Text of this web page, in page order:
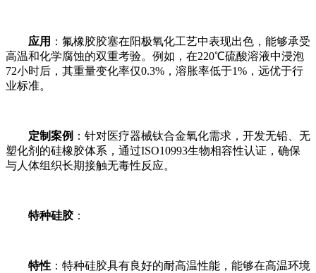
应用 ：氟橡胶胶塞在阳极氧化工艺中表现出色，能够承受
高温和化学腐蚀的双重考验。例如，在220℃硫酸溶液中浸泡
72小时后，其重量变化率仅0.3%，溶胀率低于1%，远优于行
业标准。
定制案例 ：针对医疗器械钛合金氧化需求，开发无铅、无
塑化剂的硅橡胶体系，通过ISO10993生物相容性认证，确保
与人体组织长期接触无毒性反应。
特种硅胶：
特性 ：特种硅胶具有良好的耐高温性能，能够在高温环境